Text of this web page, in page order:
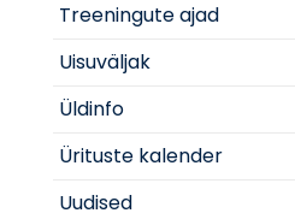
Treeningute ajad
Uisuväljak
Üldinfo
Ürituste kalender
Uudised